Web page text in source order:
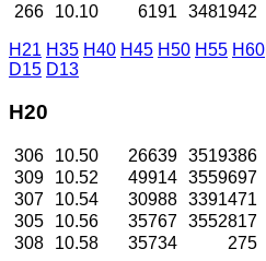
266
10.10 6191 3481942
H21 H35 H40 H45 H50 H55 H60
D15 D13
H20
306 10.50 26639 3519386
309
10.52 49914 3559697
307
10.54 30988 3391471
305
10.56 35767 3552817
308
10.58 35734 275